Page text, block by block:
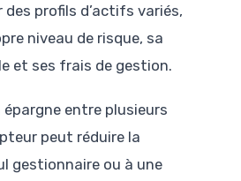
des profils d’actifs variés,
niveau de risque, sa
et ses frais de gestion.
entre plusieurs
peut réduire la
gestionnaire ou à une